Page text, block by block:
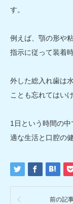
す。
例えば、顎の形や
指示に従って装着
外した総入れ歯は
ことも忘れてはい
1日という時間の
適な生活と口腔の
前の記